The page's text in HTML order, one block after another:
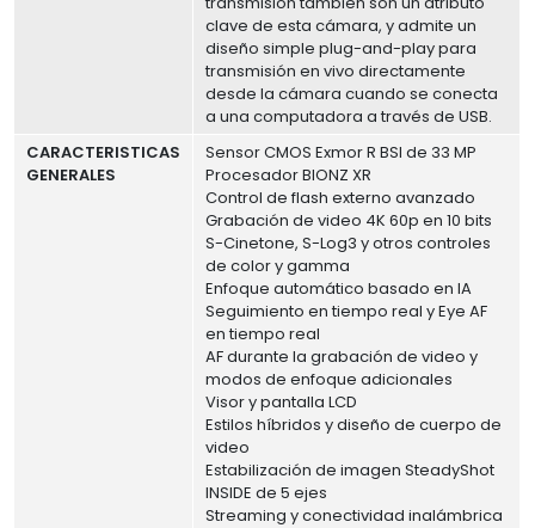
clave de esta cámara, y admite un
diseño simple plug-and-play para
transmisión en vivo directamente
desde la cámara cuando se conecta
a una computadora a través de USB.
CARACTERISTICAS
GENERALES
Sensor CMOS Exmor R BSI de 33 MP
Procesador BIONZ XR
Control de flash externo avanzado
Grabación de video 4K 60p en 10 bits
S-Cinetone, S-Log3 y otros controles
de color y gamma
Enfoque automático basado en IA
Seguimiento en tiempo real y Eye AF
en tiempo real
AF durante la grabación de video y
modos de enfoque adicionales
Visor y pantalla LCD
Estilos híbridos y diseño de cuerpo de
video
Estabilización de imagen SteadyShot
INSIDE de 5 ejes
Streaming y conectividad inalámbrica